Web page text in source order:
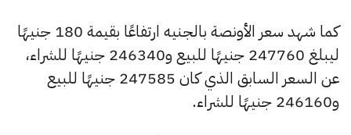
كما شهد سعر الأونصة بالجنيه ارتفاعًا بقيمة 180 جنيهًا
ليبلغ 247760 جنيهًا للبيع و246340 جنيهًا للشراء،
عن السعر السابق الذي كان 247585 جنيهًا للبيع
و246160 جنيهًا للشراء.